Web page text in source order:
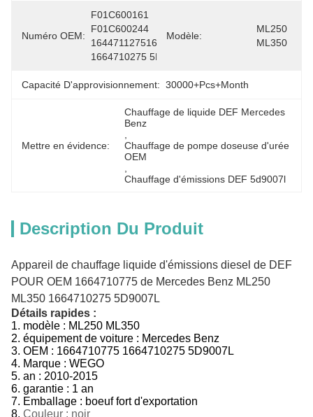
Numéro OEM:
F01C600161
F01C600244
16447112751664710775
1664710275 5D9007L
Modèle:
ML250
ML350
Capacité D'approvisionnement: 30000+Pcs+Month
Mettre en évidence:
Chauffage de liquide DEF Mercedes
Benz
Chauffage de pompe doseuse d'urée
OEM
Chauffage d'émissions DEF 5d9007l
Description Du Produit
Appareil de chauffage liquide d'émissions diesel de DEF
POUR OEM 1664710775 de Mercedes Benz ML250
ML350 1664710275 5D9007L
Détails rapides :
1. modèle : ML250 ML350
2. équipement de voiture : Mercedes Benz
3. OEM : 1664710775 1664710275 5D9007L
4. Marque : WEGO
5. an : 2010-2015
6. garantie : 1 an
7. Emballage : boeuf fort d'exportation
8. Couleur : noir